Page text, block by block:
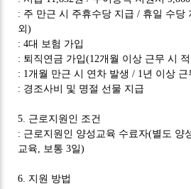
: 주 만근 시 주휴수당 지급/ 휴일 수당
외)
: 4대 보험 가입
: 퇴직연금 가입(12개월 이상 근무 시
: 1 개월 만근 시 연차 발생/ 1 년 이상 근
: 경조사비 및 명절 선물 지급
5. 근로지원인 조건
: 근로지원인 양성교육 수료자(별도 양
교육
보통3일)
6. 지원 방법